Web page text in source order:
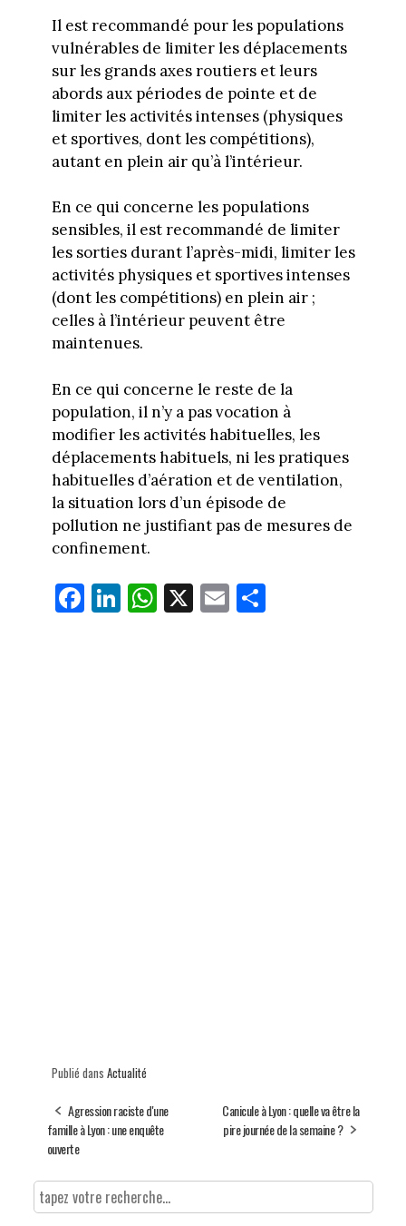
Il est recommandé pour les populations
vulnérables de limiter les déplacements
sur les grands axes routiers et leurs
abords aux périodes de pointe et de
limiter les activités intenses (physiques
et sportives, dont les compétitions),
autant en plein air qu’à l’intérieur.
En ce qui concerne les populations
sensibles, il est recommandé de limiter
les sorties durant l’après-midi, limiter les
activités physiques et sportives intenses
(dont les compétitions) en plein air ;
celles à l’intérieur peuvent être
maintenues.
En ce qui concerne le reste de la
population, il n’y a pas vocation à
modifier les activités habituelles, les
déplacements habituels, ni les pratiques
habituelles d’aération et de ventilation,
la situation lors d’un épisode de
pollution ne justifiant pas de mesures de
confinement.
Fa
ce
Li
nk
W
ha
X E
m
Pa
Publié dans Actualité
Agression raciste d'une
famille à Lyon : une enquête
ouverte
Canicule à Lyon : quelle va être la
pire journée de la semaine ?